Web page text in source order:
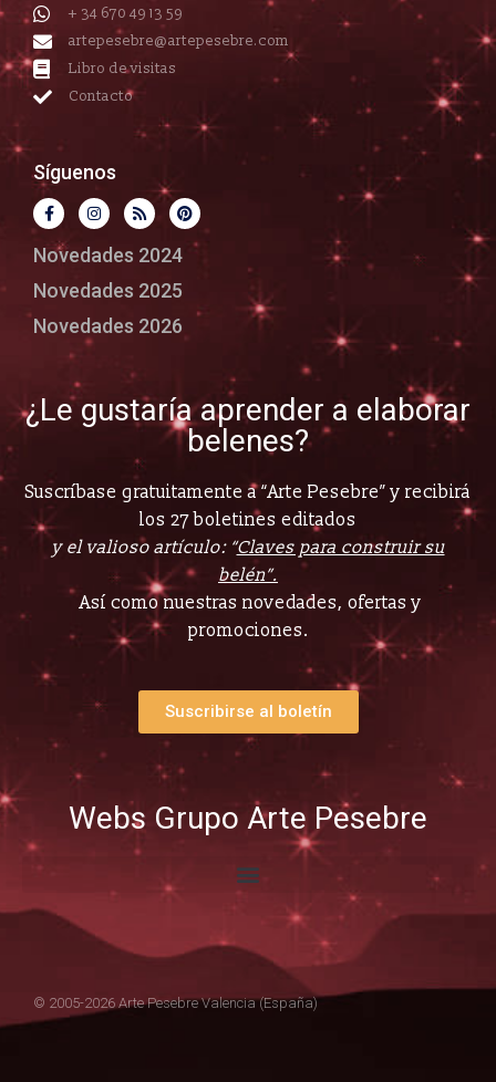
+ 34 670 49 13 59
artepesebre@artepesebre.com
Libro de visitas
Contacto
Síguenos
Novedades 2024
Novedades 2025
Novedades 2026
¿Le gustaría aprender a elaborar
belenes?
Suscríbase gratuitamente a “Arte Pesebre” y recibirá
los 27 boletines editados
y el valioso artículo: “Claves para construir su
belén”.
Así como nuestras novedades, ofertas y
promociones.
Suscribirse al boletín
Webs Grupo Arte Pesebre
© 2005-2026 Arte Pesebre Valencia (España)